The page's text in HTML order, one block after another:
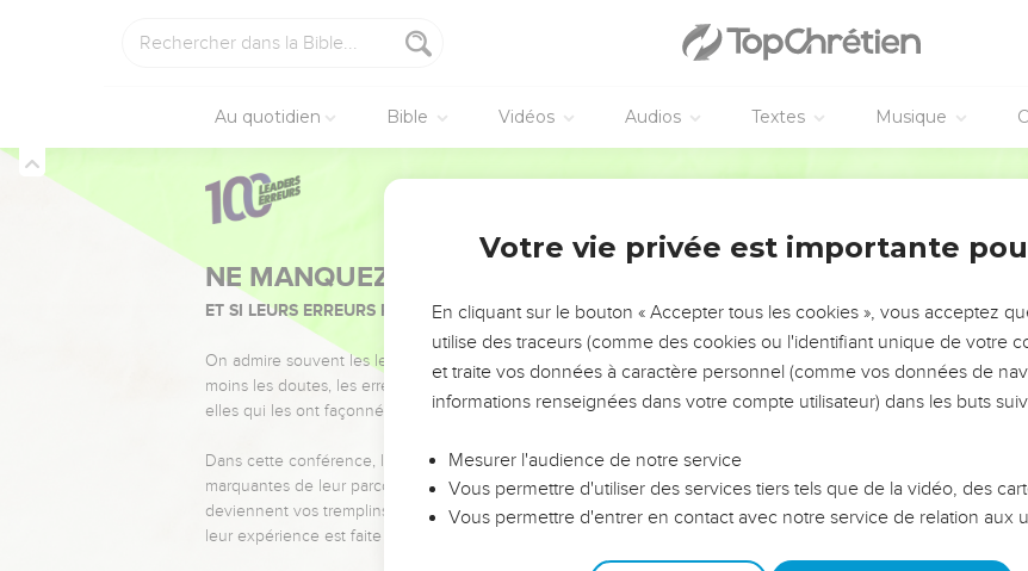
Au quotidien Bible Vidéos Audios Textes Musique
NE MANQUEZ PAS L’ÉVÉNEMENT DE L’ANNÉE !
ET SI LEURS ERREURS POUVAIENT VOUS ÉVITER LES VOTRES ?
On admire souvent les leaders pour leurs réussites, leur impact, leur foi ou leur vision. Mais on voit
moins les doutes, les erreurs et les saisons difficiles qu'ils ont traversés, alors même que ce sont
elles qui les ont façonnés.
Dans cette conférence, leaders, entrepreneurs, et responsables reviennent sur les erreurs
marquantes de leur parcours et les clés pour avancer avec plus de sagesse afin que leurs erreurs
deviennent vos tremplins. Que vous guidiez un ministère, une équipe, un groupe ou une famille,
leur expérience est faite pour vous.
Votre vie privée est importante
En cliquant sur le bouton « Accepter tous les cookies », vous acceptez
utilise des traceurs (comme des cookies ou l'identifiant unique de votre
et traite vos données à caractère personnel (comme vos données de
informations renseignées dans votre compte utilisateur) dans les buts
Mesurer l'audience de notre service
Vous permettre d'utiliser des services tiers tels que de la vidéo, des
Vous permettre d'entrer en contact avec notre service de relation aux